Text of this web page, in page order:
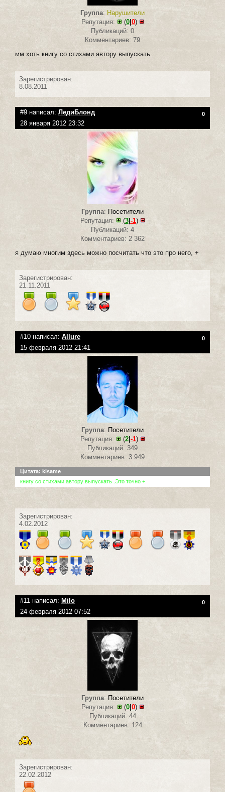
Группа: Нарушители
Репутация:
(0| 0)
Публикаций: 0
Комментариев: 79
мм хоть книгу со стихами автору выпускать
Зарегистрирован:
8.08.2011
#9 написал: ЛедиБлонд 0
28 января 2012 23:32
Группа: Посетители
Репутация:
(3| -1)
Публикаций: 4
Комментариев: 2 362
я думаю многим здесь можно посчитать что это про него, +
Зарегистрирован:
21.11.2011
#10 написал: Allure 0
15 февраля 2012 21:41
Группа: Посетители
Репутация:
(2| -1)
Публикаций: 349
Комментариев: 3 949
Цитата: kisame
книгу со стихами автору выпускать .Это точно +
Зарегистрирован:
4.02.2012
#11 написал: Milo 0
24 февраля 2012 07:52
Группа: Посетители
Репутация:
(0|0)
Публикаций: 44
Комментариев: 124
Зарегистрирован:
22.02.2012